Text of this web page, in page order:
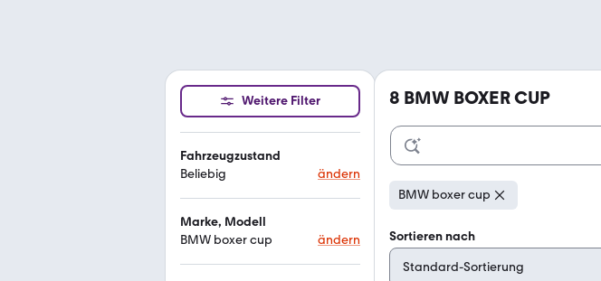
Weitere Filter
Fahrzeugzustand
Beliebig
ändern
Marke, Modell
BMW boxer cup
ändern
8 BMW BOXER CUP
BMW boxer cup
Sortieren nach